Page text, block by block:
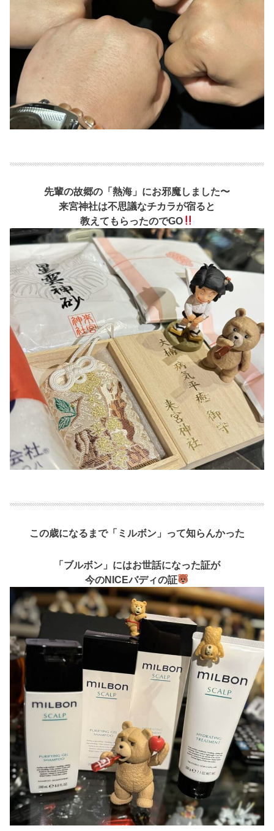
先輩の故郷の「熱海」にお邪魔しました〜
来宮神社は不思議なチカラが宿ると
教えてもらったのでGO
この歳になるまで「ミルボン」って知らんかった
「ブルボン」にはお世話になった証が
今のNICEバディの証